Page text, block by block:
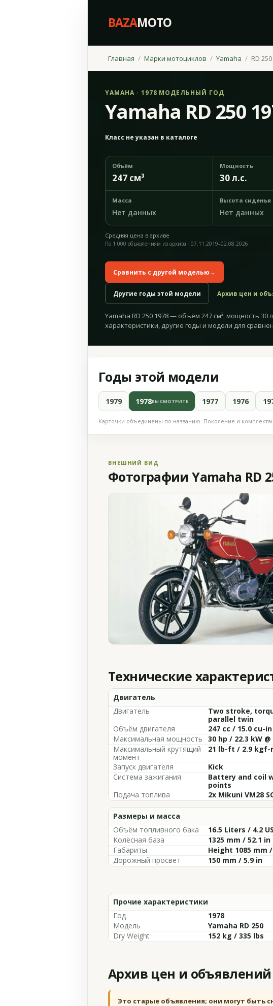
BAZAMOTO
Главная Марки мотоциклов Yamaha RD
YAMAHA · 1978 МОДЕЛЬНЫЙ ГОД
Yamaha RD 250
Класс не указан в каталоге
Объём
247 см³
Мощность
30 л.с.
Масса
Нет данных
Высота сиденья
Нет данных
Средняя цена в архиве
По 1 000 объявлениям из архива · 07.11.2019–02.08.2026
Сравнить с другой моделью→
Другие годы этой модели Архив цен и
Yamaha RD 250 1978 — объём 247 см³, мощность 30
характеристики, другие годы и модели для
Годы этой модели
1979 1978ВЫ СМОТРИТЕ 1977 1976
Карточки объединены по названию. Поколение и
ВНЕШНИЙ ВИД
Фотографии Yamaha RD
Технические
Двигатель
Двигатель
Two stroke,
parallel twin
Объём двигателя
247 cc / 15.0 cu-in
Максимальная мощность
30 hp / 22.3 kW
Максимальный крутящий
момент
21 lb-ft / 2.9 kgf-
Запуск двигателя
Kick
Система зажигания
Battery and coil
points
Подача топлива
2x Mikuni VM28
Размеры и масса
Объём топливного бака
16.5 Liters / 4.2
Колёсная база
1325 mm / 52.1 in
Габариты
Height 1085 mm
Дорожный просвет
150 mm / 5.9 in
Прочие характеристики
Год
1978
Модель
Yamaha RD 250
Dry Weight
152 kg / 335 lbs
Архив цен и объявлений
Это старые объявления; они могут быть